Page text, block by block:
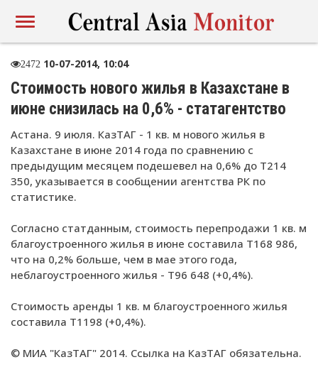
2472 10-07-2014, 10:04
Стоимость нового жилья в Казахстане в
июне снизилась на 0,6% - статагентство
Астана. 9 июля. КазТАГ - 1 кв. м нового жилья в
Казахстане в июне 2014 года по сравнению с
предыдущим месяцем подешевел на 0,6% до Т214
350, указывается в сообщении агентства РК по
статистике.
Согласно статданным, стоимость перепродажи 1 кв. м
благоустроенного жилья в июне составила Т168 986,
что на 0,2% больше, чем в мае этого года,
неблагоустроенного жилья - Т96 648 (+0,4%).
Стоимость аренды 1 кв. м благоустроенного жилья
составила Т1198 (+0,4%).
© МИА "КазТАГ" 2014. Ссылка на КазТАГ обязательна.